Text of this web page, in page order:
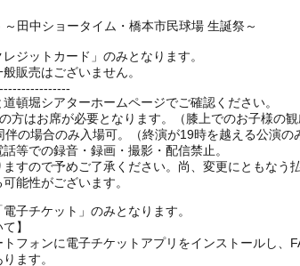
田中ショータイム・橋本市民球場 生誕祭～
ジットカード」のみとなります。
販売はございません。
頓堀シアターホームページでご確認ください。
はお席が必要となります。（膝上でのお子様の観
の場合のみ入場可。（終演が19時を越える公演の
等での録音・録画・撮影・配信禁止。
すので予めご了承ください。尚、変更にともなう
能性がございます。
子チケット」のみとなります。
】
フォンに電子チケットアプリをインストールし、
ます。